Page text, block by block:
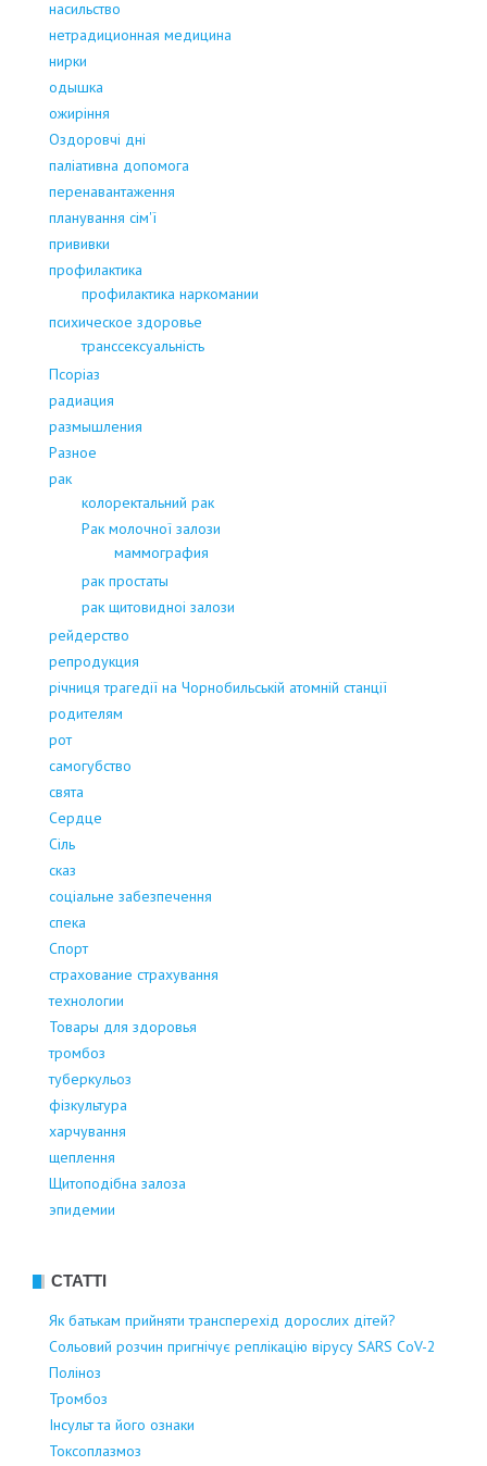
насильство
нетрадиционная медицина
нирки
одышка
ожиріння
Оздоровчі дні
паліативна допомога
перенавантаження
планування сім'ї
прививки
профилактика
профилактика наркомании
психическое здоровье
транссексуальність
Псоріаз
радиация
размышления
Разное
рак
колоректальний рак
Рак молочної залози
маммография
рак простаты
рак щитовидноі залози
рейдерство
репродукция
річниця трагедії на Чорнобильській атомній станції
родителям
рот
самогубство
свята
Сердце
Сіль
сказ
соціальне забезпечення
спека
Спорт
страхование страхування
технологии
Товары для здоровья
тромбоз
туберкульоз
фізкультура
харчування
щеплення
Щитоподібна залоза
эпидемии
СТАТТІ
Як батькам прийняти трансперехід дорослих дітей?
Сольовий розчин пригнічує реплікацію вірусу SARS CoV-2
Поліноз
Тромбоз
Інсульт та його ознаки
Токсоплазмоз